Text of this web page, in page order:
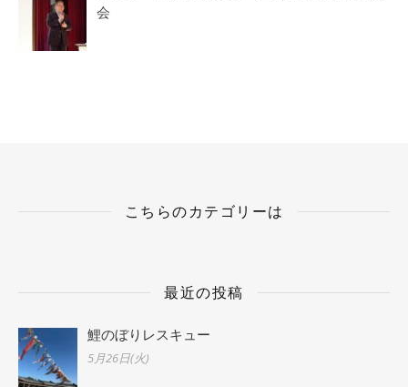
会
こちらのカテゴリーは
最近の投稿
鯉のぼりレスキュー
5月26日(火)